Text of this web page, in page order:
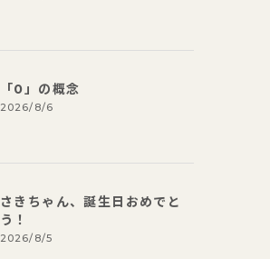
「0」の概念
2026/8/6
さきちゃん、誕生日おめでと
う！
2026/8/5